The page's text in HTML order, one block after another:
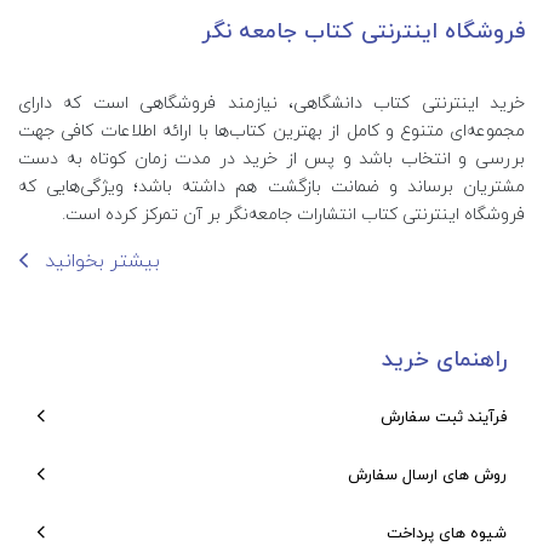
فروشگاه اینترنتی کتاب جامعه نگر
خرید اینترنتی کتاب‌ دانشگاهی، نیازمند فروشگاهی است که دارای
مجموعه‌ای متنوع و کامل از بهترین کتاب‌ها با ارائه اطلاعات کافی جهت
بررسی و انتخاب باشد و پس از خرید در مدت زمان کوتاه به دست
مشتریان برساند و ضمانت بازگشت هم داشته باشد؛ ویژگی‌هایی که
فروشگاه اینترنتی کتاب انتشارات جامعه‌نگر بر آن تمرکز کرده است.
بیشتر بخوانید
راهنمای خرید
فرآیند ثبت سفارش
روش های ارسال سفارش
شیوه های پرداخت